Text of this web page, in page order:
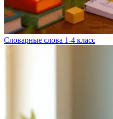
Словарные слова 1-4 класс